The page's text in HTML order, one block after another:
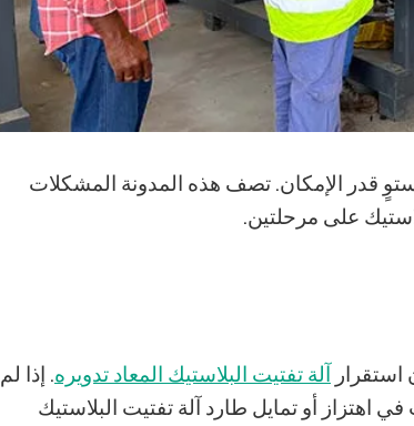
قدر الإمكان. تصف هذه المدونة المشكلات
على مرحلتين.
آلة تفتيت البلاستيك المعاد تدويره. إذا لم
أو تمايل طارد آلة تفتيت البلاستيك